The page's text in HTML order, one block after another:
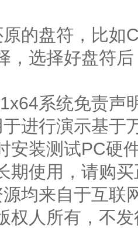
的盘符，比如
，选择好盘符后
系统免责声
进行演示基于
安装测试PC硬
期使用，请购
均来自于互联
权人所有，不